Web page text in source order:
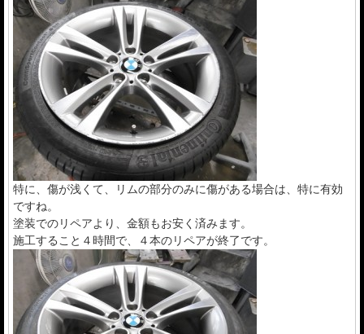
特に、傷が浅くて、リムの部分のみに傷がある場合は、特に有効
ですね。
塗装でのリペアより、金額もお安く済みます。
施工すること４時間で、４本のリペアが終了です。